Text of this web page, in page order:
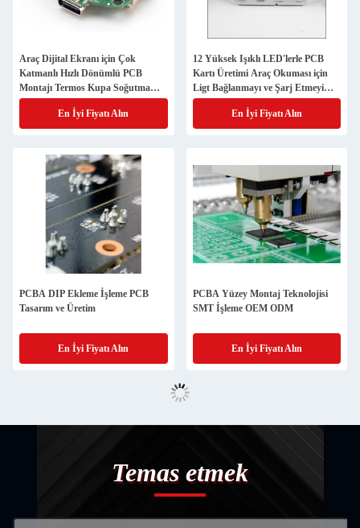
Araç Dijital Ekranı için Çok
Katmanlı Hızlı Dönümlü PCB
Montajı Termos Kupa Soğutma
Kupa Araç Buzdolabı Kontrol
En İyi Fiyatı Alın
12 Yüksek Işıklı LED'lerle PCB
Kartı Üretimi Araç Okuması için
Ligt Bağlanmayı ve Şarj Etmeyi
Destekler
En İyi Fiyatı Alın
PCBA DIP Ekleme İşleme PCB
Tasarım ve Üretim
En İyi Fiyatı Alın
PCBA Yüzey Montaj Teknolojisi
SMT İşleme OEM ODM
En İyi Fiyatı Alın
Temas etmek